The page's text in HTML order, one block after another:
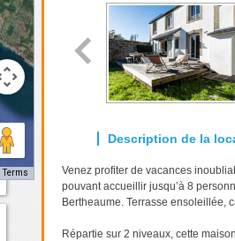
Terms
Venez profiter de vacances
pouvant accueillir jusqu’à 8
Bertheaume. Terrasse ensoleillée,
Répartie sur 2 niveaux, cette